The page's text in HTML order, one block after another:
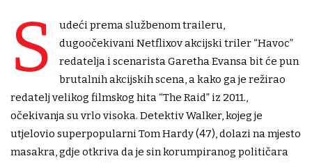
S
udeći prema službenom traileru,
dugoočekivani Netflixov akcijski triler “Havoc”
redatelja i scenarista Garetha Evansa bit će pun
brutalnih akcijskih scena, a kako ga je režirao
redatelj velikog filmskog hita “The Raid” iz 2011.,
očekivanja su vrlo visoka. Detektiv Walker, kojeg je
utjelovio superpopularni Tom Hardy (47), dolazi na mjesto
masakra, gdje otkriva da je sin korumpiranog političara